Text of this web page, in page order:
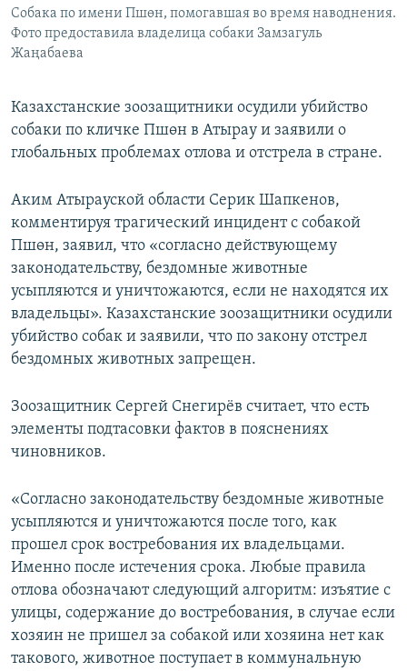
Собака по имени Пшөн, помогавшая во время наводнения.
Фото предоставила владелица собаки Замзагуль
Жаңабаева
Казахстанские зоозащитники осудили убийство
собаки по кличке Пшөн в Атырау и заявили о
глобальных проблемах отлова и отстрела в стране.
Аким Атырауской области Серик Шапкенов,
комментируя трагический инцидент с собакой
Пшөн, заявил, что «согласно действующему
законодательству, бездомные животные
усыпляются и уничтожаются, если не находятся их
владельцы». Казахстанские зоозащитники осудили
убийство собак и заявили, что по закону отстрел
бездомных животных запрещен.
Зоозащитник Сергей Снегирёв считает, что есть
элементы подтасовки фактов в пояснениях
чиновников.
«Согласно законодательству бездомные животные
усыпляются и уничтожаются после того, как
прошел срок востребования их владельцами.
Именно после истечения срока. Любые правила
отлова обозначают следующий алгоритм: изъятие с
улицы, содержание до востребования, в случае если
хозяин не пришел за собакой или хозяина нет как
такового, животное поступает в коммунальную